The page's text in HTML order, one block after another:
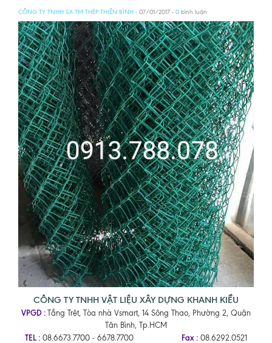
CÔNG TY TNHH SX-TM THÉP THIÊN BÌNH - 07/01/2017 - 0 bình luận
CÔNG TY TNHH VẬT LIỆU XÂY DỰNG KHANH KIỀU
VPGD : Tầng Trệt, Tòa nhà Vsmart, 14 Sông Thao, Phường 2, Quận
Tân Bình, Tp.HCM
TEL : 08.6673.7700 - 6678.7700 Fax : 08.6292.0521